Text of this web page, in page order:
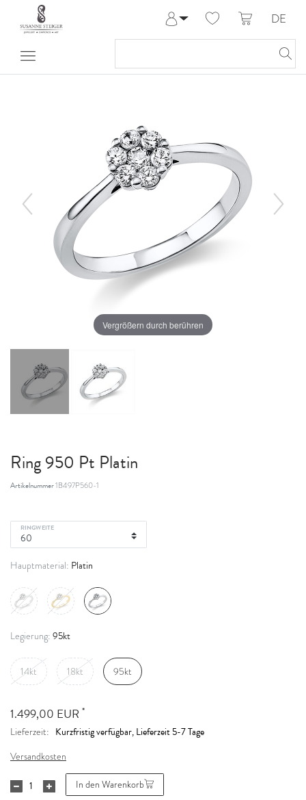
Anmelden
Meine Bestellungen
DE
Vergrößern durch berühren
Ring 950 Pt Platin
Artikelnummer1B497P560-1
RINGWEITE
Hauptmaterial: Platin
Legierung: 95kt
14kt 18kt 95kt
1.499,00 EUR *
Lieferzeit: Kurzfristig verfügbar, Lieferzeit 5-7 Tage
Versandkosten
In den Warenkorb